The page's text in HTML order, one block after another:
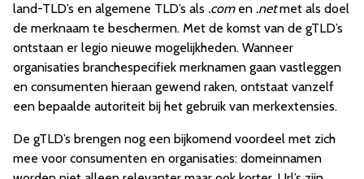
land-TLD’s en algemene TLD’s als .comen .netmet als doel
de merknaam te beschermen. Met de komst van de gTLD’s
ontstaan er legio nieuwe mogelijkheden. Wanneer
organisaties branchespecifiek merknamen gaan vastleggen
en consumenten hieraan gewend raken, ontstaat vanzelf
een bepaalde autoriteit bij het gebruik van merkextensies.
De gTLD’s brengen nog een bijkomend voordeel met zich
mee voor consumenten en organisaties: domeinnamen